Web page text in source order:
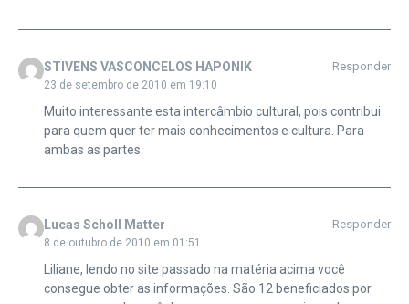
STIVENS VASCONCELOS HAPONIK
23 de setembro de 2010 em 19:10
Responder
Muito interessante esta intercâmbio cultural, pois contribui
para quem quer ter mais conhecimentos e cultura. Para
ambas as partes.
Lucas Scholl Matter
8 de outubro de 2010 em 01:51
Responder
Liliane, lendo no site passado na matéria acima você
consegue obter as informações. São 12 beneficiados por